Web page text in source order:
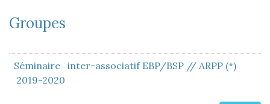
Groupes
Séminaire inter-associatif EBP/BSP // ARPP (*)
2019-2020